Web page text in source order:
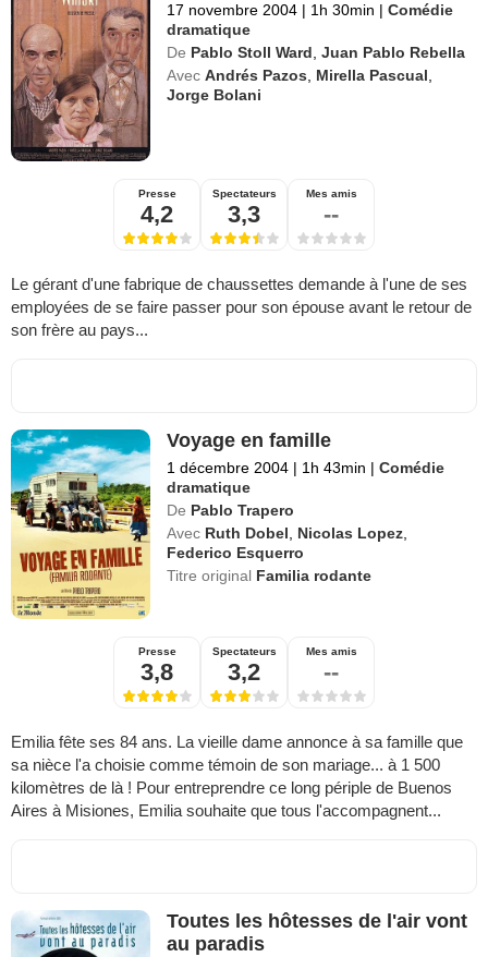
17 novembre 2004 | 1h 30min | Comédie
dramatique
De Pablo Stoll Ward,Juan Pablo Rebella
Avec Andrés Pazos, Mirella Pascual,
Jorge Bolani
Presse
4,2
Spectateurs
3,3
Mes amis
--
Le gérant d'une fabrique de chaussettes demande à l'une de ses
employées de se faire passer pour son épouse avant le retour de
son frère au pays...
Voyage en famille
1 décembre 2004 | 1h 43min | Comédie
dramatique
De Pablo Trapero
Avec Ruth Dobel, Nicolas Lopez,
Federico Esquerro
Titre original Familia rodante
Presse
3,8
Spectateurs
3,2
Mes amis
--
Emilia fête ses 84 ans. La vieille dame annonce à sa famille que
sa nièce l'a choisie comme témoin de son mariage... à 1 500
kilomètres de là ! Pour entreprendre ce long périple de Buenos
Aires à Misiones, Emilia souhaite que tous l'accompagnent...
Toutes les hôtesses de l'air vont
au paradis